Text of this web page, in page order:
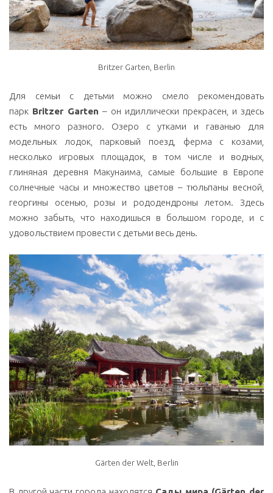
Britzer Garten, Berlin
Для семьи с детьми можно смело рекомендовать
парк Britzer Garten – он идиллически прекрасен, и здесь
есть много разного. Озеро с утками и гаванью для
модельных лодок, парковый поезд, ферма с козами,
несколько игровых площадок, в том числе и водных,
глиняная деревня Макунаима, самые большие в Европе
солнечные часы и множество цветов – тюльпаны весной,
георгины осенью, розы и рододендроны летом. Здесь
можно забыть, что находишься в большом городе, и с
удовольствием провести с детьми весь день.
Gärten der Welt, Berlin